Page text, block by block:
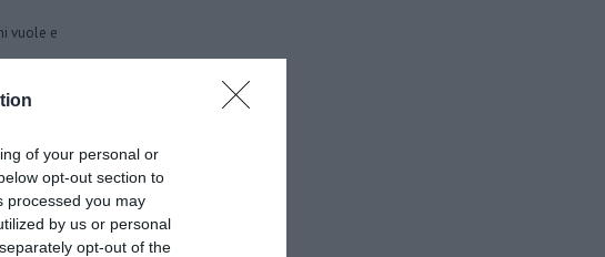
of your personal or
opt-out section to
processed you may
by us or personal
opt-out of the
vuole e